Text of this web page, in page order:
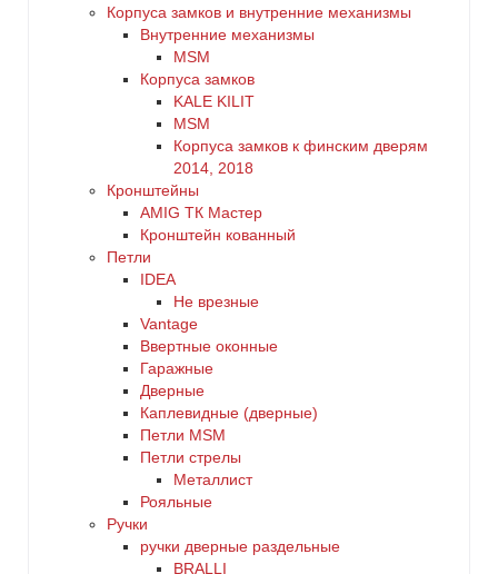
Корпуса замков и внутренние механизмы
Внутренние механизмы
MSM
Корпуса замков
KALE KILIT
MSM
Корпуса замков к финским дверям
2014, 2018
Кронштейны
AMIG ТК Мастер
Кронштейн кованный
Петли
IDEA
Не врезные
Vantage
Ввертные оконные
Гаражные
Дверные
Каплевидные (дверные)
Петли MSM
Петли стрелы
Металлист
Рояльные
Ручки
ручки дверные раздельные
BRALLI